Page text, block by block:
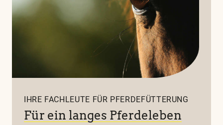
IHRE FACHLEUTE FÜR PFERDEFÜTTERUNG
Für ein langes Pferdeleben